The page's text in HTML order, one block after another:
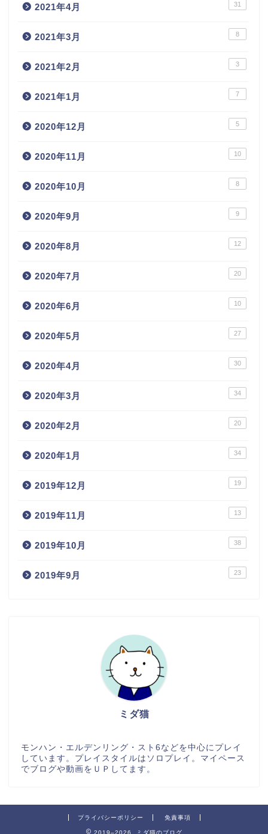
2021年4月 31
2021年3月 8
2021年2月 3
2021年1月 7
2020年12月 5
2020年11月 10
2020年10月 8
2020年9月 9
2020年8月 12
2020年7月 20
2020年6月 10
2020年5月 27
2020年4月 30
2020年3月 34
2020年2月 20
2020年1月 34
2019年12月 19
2019年11月 13
2019年10月 38
2019年9月 23
ミダ猫
モンハン・エルデンリング・スト6などを中心にプレイ
しています。プレイスタイルはソロプレイ。マイペース
でブログや動画をＵＰしてます。
プライバシーポリシー 免責事項
2019–2026 ミダ猫のブログ